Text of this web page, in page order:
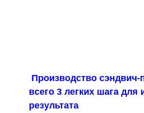
Производство сэндвич-
всего 3 легких шага для
результата